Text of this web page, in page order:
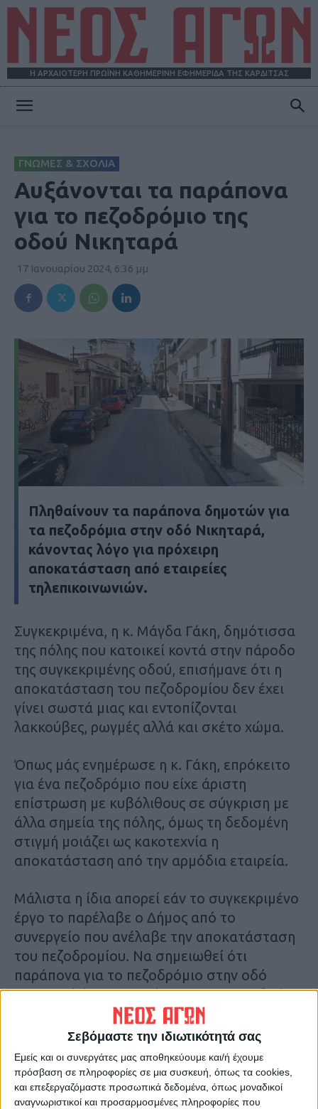
Σεβόμαστε την ιδιωτικότητά σας
Εμείς και οι συνεργάτες μας αποθηκεύουμε και/ή έχουμε
πρόσβαση σε πληροφορίες σε μια συσκευή, όπως τα cookies,
και επεξεργαζόμαστε προσωπικά δεδομένα, όπως μοναδικοί
αναγνωριστικοί και προσαρμοσμένες πληροφορίες που
Η ΑΡΧΑΙΟΤΕΡΗ ΠΡΩΪΝΗ ΚΑΘΗΜΕΡΙΝΗ ΕΦΗΜΕΡΙΔΑ ΤΗΣ ΚΑΡΔΙΤΣΑΣ
ΓΝΩΜΕΣ & ΣΧΟΛΙΑ
Αυξάνονται τα παράπονα
για το πεζοδρόμιο της
οδού Νικηταρά
17 Ιανουαρίου 2024, 6:36 μμ
Πληθαίνουν τα παράπονα δημοτών για
τα πεζοδρόμια στην οδό Νικηταρά,
κάνοντας λόγο για πρόχειρη
αποκατάσταση από εταιρείες
τηλεπικοινωνιών.
Συγκεκριμένα, η κ. Μάγδα Γάκη, δημότισσα
της πόλης που κατοικεί κοντά στην πάροδο
της συγκεκριμένης οδού, επισήμανε ότι η
αποκατάσταση του πεζοδρομίου δεν έχει
γίνει σωστά μιας και εντοπίζονται
λακκούβες, ρωγμές αλλά και σκέτο χώμα.
Όπως μάς ενημέρωσε η κ. Γάκη, επρόκειτο
για ένα πεζοδρόμιο που είχε άριστη
επίστρωση με κυβόλιθους σε σύγκριση με
άλλα σημεία της πόλης, όμως τη δεδομένη
στιγμή μοιάζει ως κακοτεχνία η
αποκατάσταση από την αρμόδια εταιρεία.
Μάλιστα η ίδια απορεί εάν το συγκεκριμένο
έργο το παρέλαβε ο Δήμος από το
συνεργείο που ανέλαβε την αποκατάσταση
του πεζοδρομίου. Να σημειωθεί ότι
παράπονα για το πεζοδρόμιο στην οδό
Νικηταρά (συγκεκριμένα και στον αριθμό
72) είχαν μεταφέρει στην εφημερίδα κι
άλλοι δημότες την προηγούμενη εβδομάδα.
Δ.Γ.
Τελευταίες Ειδήσεις Σήμερα